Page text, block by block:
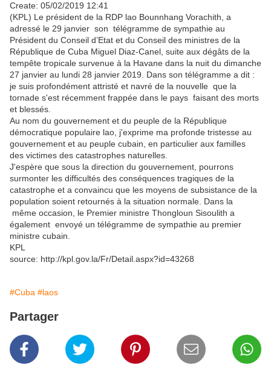
Create: 05/02/2019 12:41
(KPL) Le président de la RDP lao Bounnhang Vorachith, a
adressé le 29 janvier son télégramme de sympathie au
Président du Conseil d’Etat et du Conseil des ministres de la
République de Cuba Miguel Diaz-Canel, suite aux dégâts de la
tempête tropicale survenue à la Havane dans la nuit du dimanche
27 janvier au lundi 28 janvier 2019. Dans son télégramme a dit :
je suis profondément attristé et navré de la nouvelle que la
tornade s'est récemment frappée dans le pays faisant des morts
et blessés.
Au nom du gouvernement et du peuple de la République
démocratique populaire lao, j'exprime ma profonde tristesse au
gouvernement et au peuple cubain, en particulier aux familles
des victimes des catastrophes naturelles.
J'espère que sous la direction du gouvernement, pourrons
surmonter les difficultés des conséquences tragiques de la
catastrophe et a convaincu que les moyens de subsistance de la
population soient retournés à la situation normale. Dans la
même occasion, le Premier ministre Thongloun Sisoulith a
également envoyé un télégramme de sympathie au premier
ministre cubain.
KPL
source: http://kpl.gov.la/Fr/Detail.aspx?id=43268
#Cuba #laos
Partager